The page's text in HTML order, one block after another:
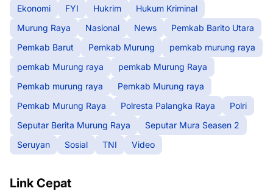
Ekonomi
FYI Hukrim
Hukum Kriminal
Murung Raya
Nasional News
Pemkab Barito Utara
Pemkab Barut
Pemkab Murung
pemkab murung raya
pemkab Murung raya
pemkab Murung Raya
Pemkab murung raya
Pemkab Murung raya
Pemkab Murung Raya
Polresta Palangka Raya
Polri
Seputar Berita Murung Raya
Seputar Mura Seasen 2
Seruyan
Sosial TNI Video
Link Cepat